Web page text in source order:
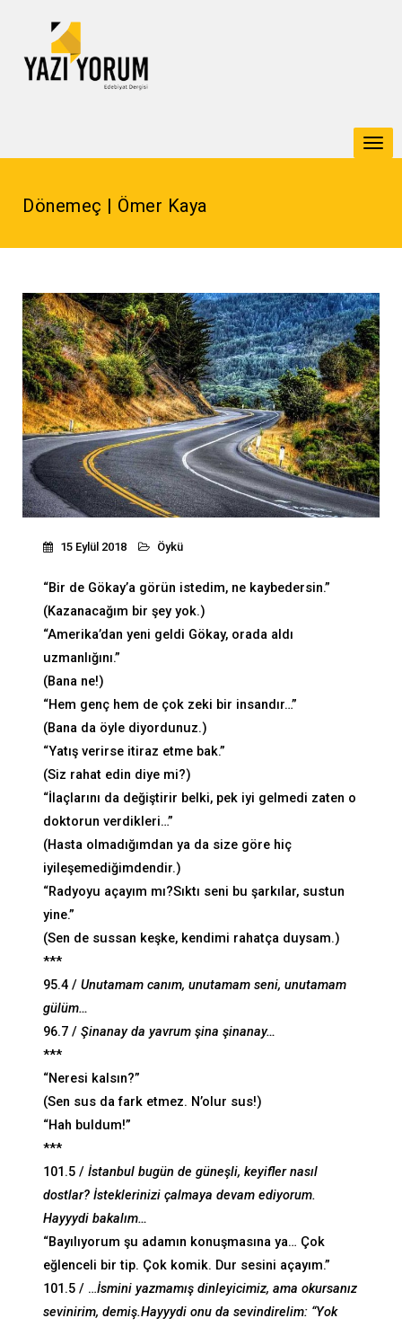
Dönemeç | Ömer Kaya
15 Eylül 2018 Öykü
“Bir de Gökay’a görün istedim, ne kaybedersin.”
(Kazanacağım bir şey yok.)
“Amerika’dan yeni geldi Gökay, orada aldı
uzmanlığını.”
(Bana ne!)
“Hem genç hem de çok zeki bir insandır…”
(Bana da öyle diyordunuz.)
“Yatış verirse itiraz etme bak.”
(Siz rahat edin diye mi?)
“İlaçlarını da değiştirir belki, pek iyi gelmedi zaten o
doktorun verdikleri…”
(Hasta olmadığımdan ya da size göre hiç
iyileşemediğimdendir.)
“Radyoyu açayım mı?Sıktı seni bu şarkılar, sustun
yine.”
(Sen de sussan keşke, kendimi rahatça duysam.)
***
95.4 / Unutamam canım, unutamam seni, unutamam
gülüm…
96.7 / Şinanay da yavrum şina şinanay…
***
“Neresi kalsın?”
(Sen sus da fark etmez. N’olur sus!)
“Hah buldum!”
***
101.5 / İstanbul bugün de güneşli, keyifler nasıl
dostlar? İsteklerinizi çalmaya devam ediyorum.
Hayyydi bakalım…
“Bayılıyorum şu adamın konuşmasına ya… Çok
eğlenceli bir tip. Çok komik. Dur sesini açayım.”
101.5 / …İsmini yazmamış dinleyicimiz, ama okursanız
sevinirim, demiş.Hayyydi onu da sevindirelim: “Yok